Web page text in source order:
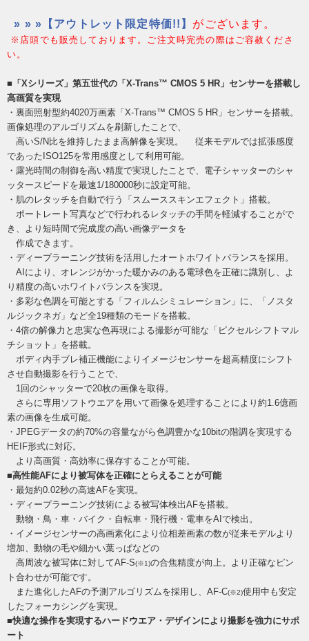
» » »【アウトレット限定特価!!】 がございます。
※店頭でも販売しております。ご注文時完売の際はご容赦くださ
い。
■「Xシリーズ」第五世代の「X-Trans™ CMOS 5 HR」センサーを搭載し
高画質を実現
・裏面照射型約4020万画素「X-Trans™ CMOS 5 HR」センサーを搭載。
画像処理のアルゴリズムを刷新したことで、
高いS/N比を維持したまま高解像を実現。
従来モデルでは拡張感度
であったISO125を常用感度として利用可能。
・露光時間の制御を高い精度で実現したことで、電子シャッターのシャ
ッタースピードを最速1/180000秒に設定可能。
・肌のレタッチを自動で行う「スムーススキンエフェクト」搭載。
ポートレート写真などで行われるレタッチの手間を軽減することがで
き、より短時間で完成度の高い画像データを
作成できます。
・ディープラーニング技術を活用したオートホワイトバランスを採用。
AIにより、オレンジがかった暖かみのある電球色を正確に識別し、よ
り精度の高いホワイトバランスを実現。
・多彩な色調を可能とする「フィルムシミュレーション」に、「ノスタ
ルジックネガ」など全19種類のモードを搭載。
・4倍の解像力と忠実な色再現による撮影が可能な「ピクセルシフトマル
チショット」を搭載。
ボディ内手ブレ補正機能によりイメージセンサーを超高精度にシフト
させ自動撮影を行うことで、
1回のシャッターで20枚の画像を取得。
さらに専用ソフトウエアを用いて画像を処理することにより約1.6億画
素の画像を生成可能。
・JPEGデータの約70%の容量ながら色調豊かな10bitの階調を実現する
HEIF形式に対応。
より高画質・高効率に保存することが可能。
■高性能AFにより被写体を正確にとらえることが可能
・最短約0.02秒の高速AFを実現。
・ディープラーニング技術による被写体検出AFを搭載。
動物・鳥・車・バイク・自転車・飛行機・電車をAIで検出。
・イメージセンサーの高画素化により位相差画素の数が従来モデルより
増加、動物の毛や細かい葉っぱなどの
高周波な被写体に対してAF-S(※1)の合焦精度が向上。より正確なピン
ト合わせが可能です。
また進化したAFの予測アルゴリズムを採用し、AF-C(※2)使用中も安定
したフォーカシングを実現。
■快適な操作を実現するハードウエア・デザインにより撮影を強力にサポ
ート